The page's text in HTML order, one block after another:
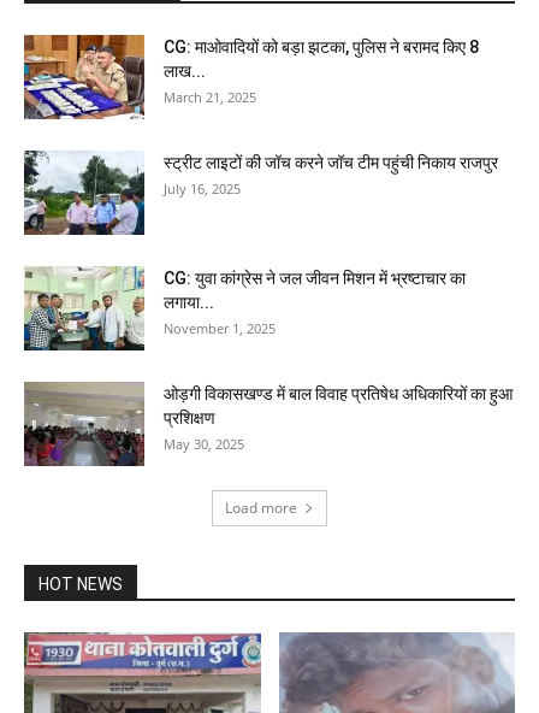
CG: माओवादियों को बड़ा झटका, पुलिस ने बरामद किए 8
लाख...
March 21, 2025
स्ट्रीट लाइटों की जॉच करने जॉच टीम पहुंची निकाय राजपुर
July 16, 2025
CG: युवा कांग्रेस ने जल जीवन मिशन में भ्रष्टाचार का
लगाया...
November 1, 2025
ओड़गी विकासखण्ड में बाल विवाह प्रतिषेध अधिकारियों का हुआ
प्रशिक्षण
May 30, 2025
Load more
HOT NEWS